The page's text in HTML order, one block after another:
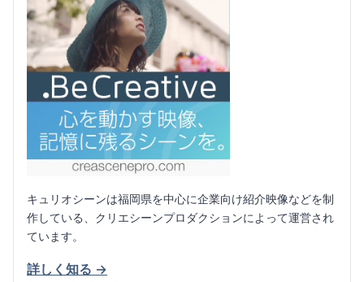
キュリオシーンは福岡県を中心に企業向け紹介映像などを制
作している、クリエシーンプロダクションによって運営され
ています。
詳しく知る →